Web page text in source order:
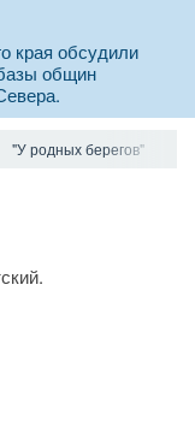
края обсудили
общин
"У родных берегов"